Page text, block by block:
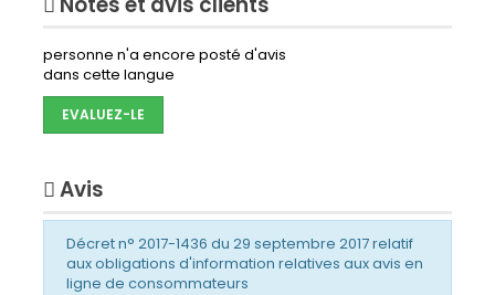
personne n'a encore posté d'avis
dans cette langue
EVALUEZ-LE
Avis
Décret n° 2017-1436 du 29 septembre 2017 relatif
aux obligations d'information relatives aux avis en
ligne de consommateurs